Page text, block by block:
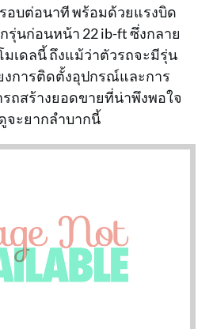
รอบต่อนาที พร้อมด้วยแรงบิด
รุ่นก่อนหน้า 22 ib-ft ซึ่งกลาย
เดลนี้ ถึงแม้ว่าตัวรถจะมีรุ่น
การติดตั้งอุปกรณ์และการ
ถสร้างยอดขายที่น่าพึงพอใจ
จะยากลำบากนี้